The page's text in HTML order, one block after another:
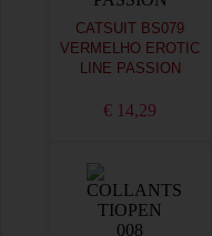
CATSUIT BS079
VERMELHO EROTIC
LINE PASSION
€ 14,29